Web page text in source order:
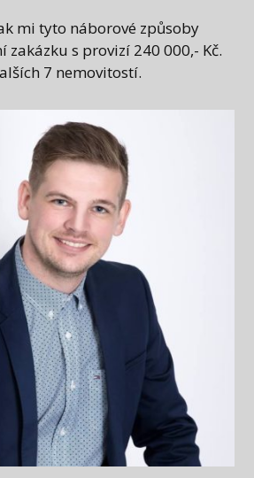
mi tyto náborové způsoby
s provizí 240 000,- Kč.
7 nemovitostí.